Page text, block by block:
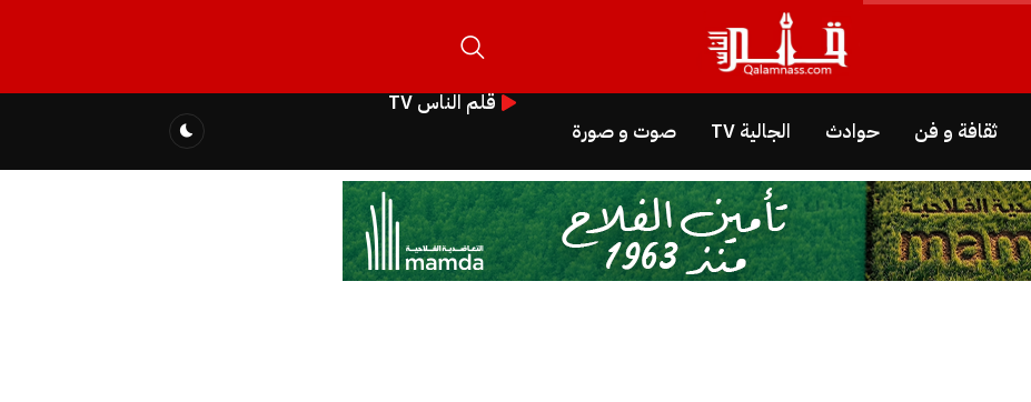
ثقافة و فن حوادث الجالية TV صوت و صورة
قلم الناس TV